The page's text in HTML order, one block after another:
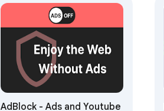
AdBlock - Ads and Youtube